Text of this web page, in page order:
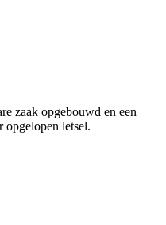
zaak opgebouwd en een
opgelopen letsel.